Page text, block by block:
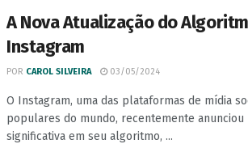
A Nova Atualização do
Instagram
POR CAROL SILVEIRA 03/05/2024
O Instagram, uma das plataformas de mídia
populares do mundo, recentemente anunciou
significativa em seu algoritmo, ...